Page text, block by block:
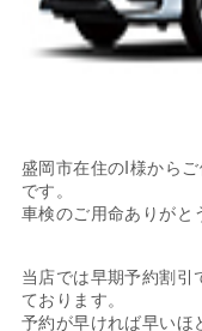
盛岡市在住のI様から
です。
車検のご用命ありがと
当店では早期予約割引
ております。
予約が早ければ早いほ